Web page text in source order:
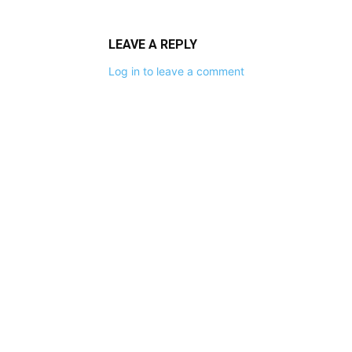
LEAVE A REPLY
Log in to leave a comment